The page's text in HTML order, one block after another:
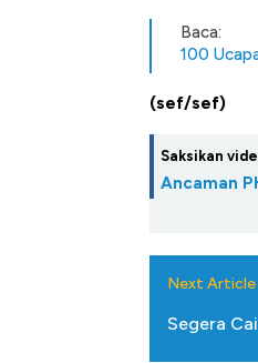
Baca:
100
(sef/sef)
Saksikan
Ancaman
Next Article
Segera